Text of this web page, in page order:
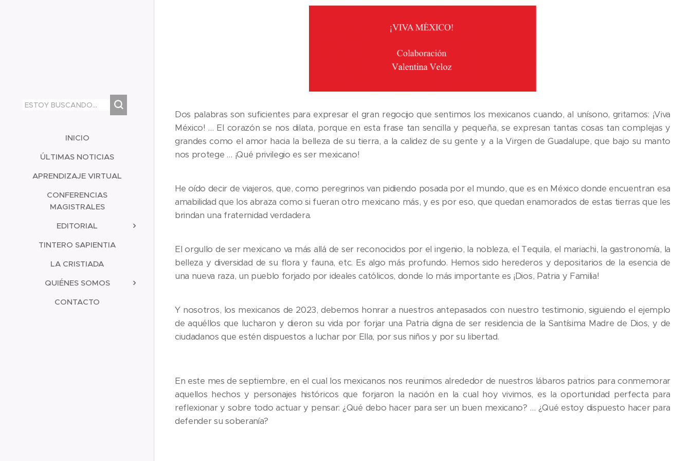
INICIO
ÚLTIMAS NOTICIAS
APRENDIZAJE VIRTUAL
CONFERENCIAS
MAGISTRALES
EDITORIAL
TINTERO SAPIENTIA
LA CRISTIADA
QUIÉNES SOMOS
CONTACTO
Dos palabras son suficientes para expresar el gran regocijo que sentimos los mexicanos cuando, al unísono, gritamos: ¡Viva
México! … El corazón se nos dilata, porque en esta frase tan sencilla y pequeña, se expresan tantas cosas tan complejas y
grandes como el amor hacia la belleza de su tierra, a la calidez de su gente y a la Virgen de Guadalupe, que bajo su manto
nos protege … ¡Qué privilegio es ser mexicano!
He oído decir de viajeros, que, como peregrinos van pidiendo posada por el mundo, que es en México donde encuentran esa
amabilidad que los abraza como si fueran otro mexicano más, y es por eso, que quedan enamorados de estas tierras que les
brindan una fraternidad verdadera.
El orgullo de ser mexicano va más allá de ser reconocidos por el ingenio, la nobleza, el Tequila, el mariachi, la gastronomía, la
belleza y diversidad de su flora y fauna, etc. Es algo más profundo. Hemos sido herederos y depositarios de la esencia de
una nueva raza, un pueblo forjado por ideales católicos, donde lo más importante es ¡Dios, Patria y Familia!
Y nosotros, los mexicanos de 2023, debemos honrar a nuestros antepasados con nuestro testimonio, siguiendo el ejemplo
de aquéllos que lucharon y dieron su vida por forjar una Patria digna de ser residencia de la Santísima Madre de Dios, y de
ciudadanos que estén dispuestos a luchar por Ella, por sus niños y por su libertad.
En este mes de septiembre, en el cual los mexicanos nos reunimos alrededor de nuestros lábaros patrios para conmemorar
aquellos hechos y personajes históricos que forjaron la nación en la cual hoy vivimos, es la oportunidad perfecta para
reflexionar y sobre todo actuar y pensar: ¿Qué debo hacer para ser un buen mexicano? … ¿Qué estoy dispuesto hacer para
defender su soberanía?